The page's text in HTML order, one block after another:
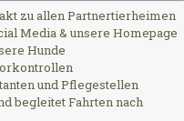
zu allen Partnertierheimen
Media & unsere Homepage
Hunde
und Pflegestellen
begleitet Fahrten nach